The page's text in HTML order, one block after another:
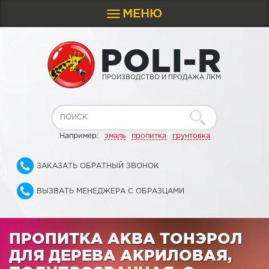
Toggle
navigation
МЕНЮ
POLI-R
ПРОИЗВОДСТВО И ПРОДАЖА ЛКМ
Например: эмаль пропитка грунтовка
ЗАКАЗАТЬ ОБРАТНЫЙ ЗВОНОК
ВЫЗВАТЬ МЕНЕДЖЕРА С ОБРАЗЦАМИ
ПРОПИТКА АКВА ТОНЭРОЛ
ДЛЯ ДЕРЕВА АКРИЛОВАЯ,